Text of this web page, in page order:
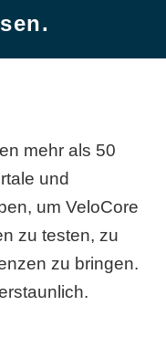
mehr als 50
und
um VeloCore
zu testen, zu
zu bringen.